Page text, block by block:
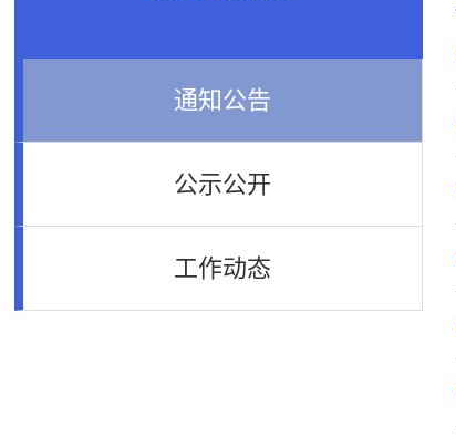
通知公告
公示公开
工作动态